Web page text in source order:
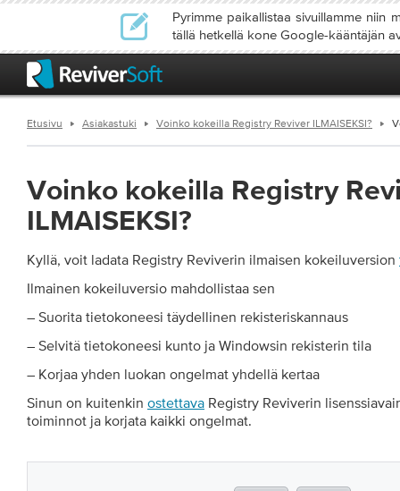
Pyrimme paikallistaa sivuillamme niin
tällä hetkellä kone Google-kääntäjän
Etusivu Asiakastuki Voinko kokeilla Registry Reviver ILMAISEKSI?
Voinko kokeilla Registry
ILMAISEKSI?
Kyllä, voit ladata Registry Reviverin ilmaisen kokeiluversion
Ilmainen kokeiluversio mahdollistaa sen
– Suorita tietokoneesi täydellinen rekisteriskannaus
– Selvitä tietokoneesi kunto ja Windowsin rekisterin tila
– Korjaa yhden luokan ongelmat yhdellä kertaa
Sinun on kuitenkin ostettava Registry Reviverin
toiminnot ja korjata kaikki ongelmat.